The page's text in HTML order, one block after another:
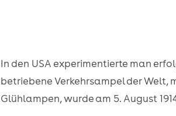
In den USA experimentierte man
betriebene Verkehrsampel der Welt,
Glühlampen, wurde am 5. August